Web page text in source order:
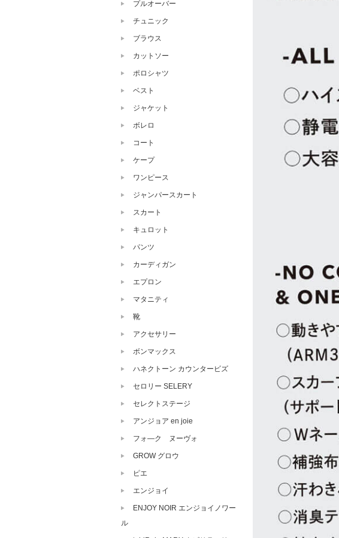
プルオーバー
チュニック
ブラウス
カットソー
ポロシャツ
ベスト
ジャケット
ボレロ
コート
ケープ
ワンピース
ジャンパースカート
スカート
キュロット
パンツ
カーディガン
エプロン
マタニティ
靴
アクセサリー
ボンマックス
ハネクトーン カウンタービズ
セロリー SELERY
セレクトステージ
アンジョア en joie
フォ―ク ヌーヴォ
GROW グロウ
ピエ
エンジョイ
ENJOY NOIR エンジョイノワー
ル